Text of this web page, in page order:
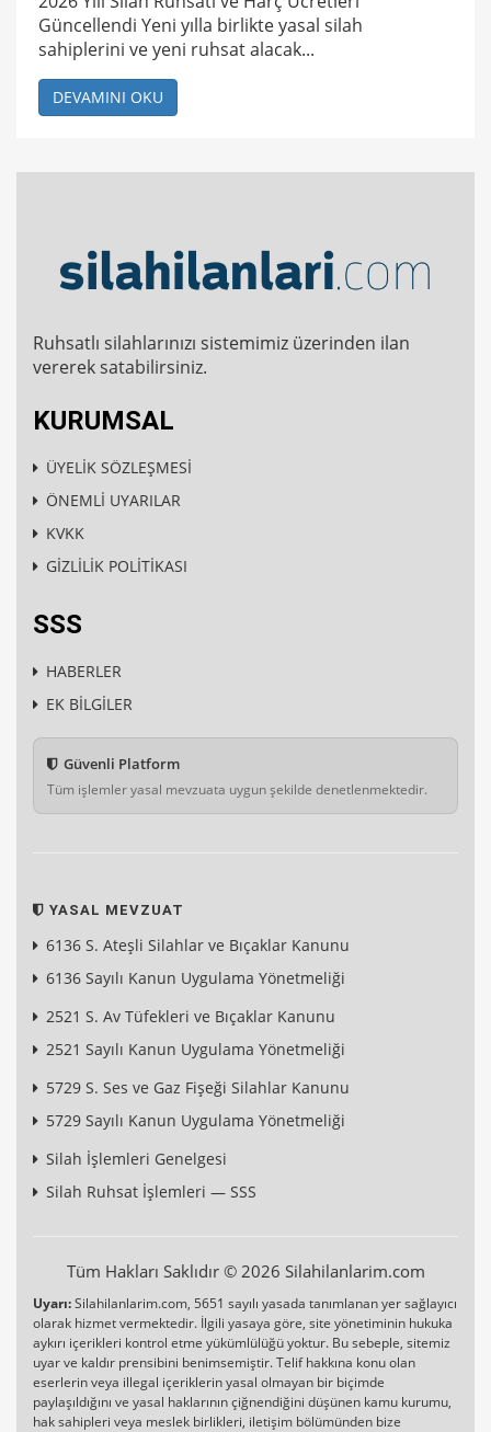
Güncellendi Yeni yılla birlikte yasal silah
sahiplerini ve yeni ruhsat alacak...
DEVAMINI OKU
Ruhsatlı silahlarınızı sistemimiz üzerinden ilan
vererek satabilirsiniz.
KURUMSAL
ÜYELİK SÖZLEŞMESİ
ÖNEMLİ UYARILAR
KVKK
GİZLİLİK POLİTİKASI
SSS
HABERLER
EK BİLGİLER
Güvenli Platform
Tüm işlemler yasal mevzuata uygun şekilde denetlenmektedir.
YASAL MEVZUAT
6136 S. Ateşli Silahlar ve Bıçaklar Kanunu
6136 Sayılı Kanun Uygulama Yönetmeliği
2521 S. Av Tüfekleri ve Bıçaklar Kanunu
2521 Sayılı Kanun Uygulama Yönetmeliği
5729 S. Ses ve Gaz Fişeği Silahlar Kanunu
5729 Sayılı Kanun Uygulama Yönetmeliği
Silah İşlemleri Genelgesi
Silah Ruhsat İşlemleri — SSS
Tüm Hakları Saklıdır © 2026 Silahilanlarim.com
Uyarı:Silahilanlarim.com, 5651 sayılı yasada tanımlanan yer sağlayıcı
olarak hizmet vermektedir. İlgili yasaya göre, site yönetiminin hukuka
aykırı içerikleri kontrol etme yükümlülüğü yoktur. Bu sebeple, sitemiz
uyar ve kaldır prensibini benimsemiştir. Telif hakkına konu olan
eserlerin veya illegal içeriklerin yasal olmayan bir biçimde
paylaşıldığını ve yasal haklarının çiğnendiğini düşünen kamu kurumu,
hak sahipleri veya meslek birlikleri, iletişim bölümünden bize